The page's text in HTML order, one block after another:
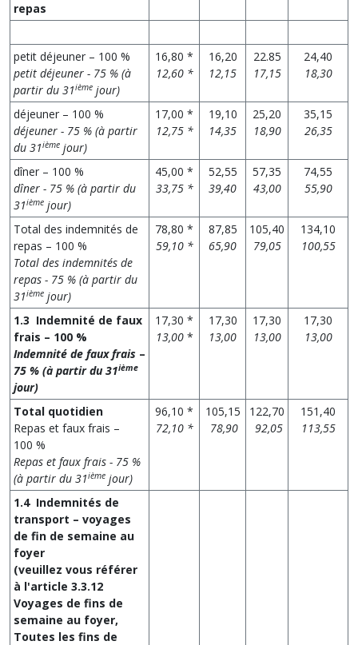
repas
petit déjeuner – 100 %
petit déjeuner - 75 % (à
partir du 31ième jour)
16,80 *
12,60 *
16,20
12,15
22.85
17,15
24,40
18,30
déjeuner – 100 %
déjeuner - 75 % (à partir
du 31ième jour)
17,00 *
12,75 *
19,10
14,35
25,20
18,90
35,15
26,35
dîner – 100 %
dîner - 75 % (à partir du
31ième jour)
45,00 *
33,75 *
52,55
39,40
57,35
43,00
74,55
55,90
Total des indemnités de
repas – 100 %
Total des indemnités de
repas - 75 % (à partir du
31ième jour)
78,80 *
59,10 *
87,85
65,90
105,40
79,05
134,10
100,55
1.3 Indemnité de faux
frais – 100 %
Indemnité de faux frais –
75 % (à partir du 31ième
jour)
17,30 *
13,00*
17,30
13,00
17,30
13,00
17,30
13,00
Total quotidien
Repas et faux frais –
100 %
Repas et faux frais - 75 %
(à partir du 31ième jour)
96,10 *
72,10 *
105,15
78,90
122,70
92,05
151,40
113,55
1.4 Indemnités de
transport – voyages
de fin de semaine au
foyer
(veuillez vous référer
à l'article 3.3.12
Voyages de fins de
semaine au foyer,
Toutes les fins de